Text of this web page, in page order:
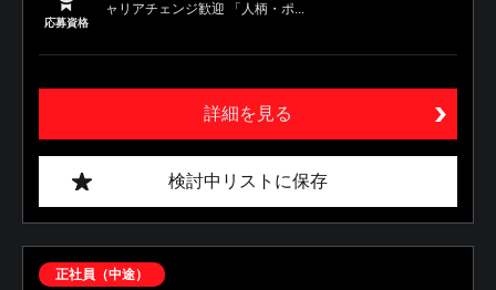
応募資格
ャリアチェンジ歓迎 「人柄・ポ...
詳細を見る
検討中リストに保存
正社員（中途）